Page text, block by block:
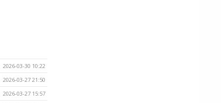
2026-03-30 10:22
2026-03-27 21:50
2026-03-27 15:57